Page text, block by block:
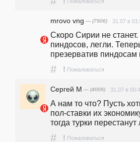
mrovo vng — (7906) 31.07 в
Скоро Сирии не
пиндосов, легли.
презерватив пиндосам
# ! Пожаловаться
Сергей М — (4009) 31.07 в
А нам то что? Пусть
пол-ставки их
тогда турки перестанут
# ! Пожаловаться